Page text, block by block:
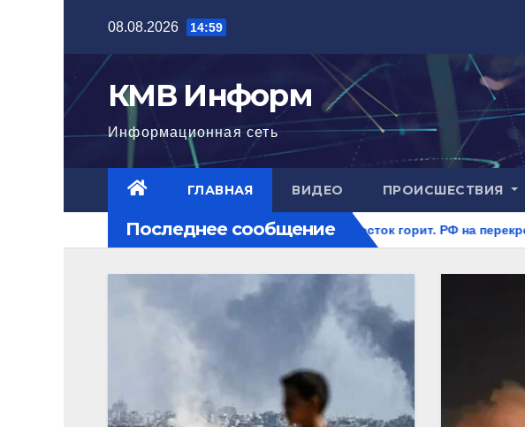
содержимому
08.08.2026 14:59
КМВ Информ
Информационная сеть
ГЛАВНАЯ ВИДЕО ПРОИСШЕСТВИЯ
Последнее сообщение
Ближний Восток горит. РФ на перекрестке рисков.